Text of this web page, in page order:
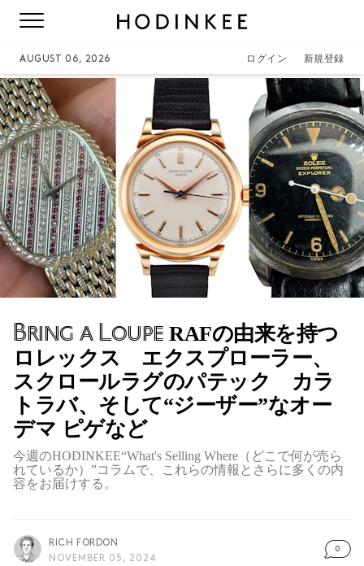
AUGUST 06, 2026 ログイン 新規登録
Bring a Loupe RAFの由来を持つ
ロレックス エクスプローラー、
スクロールラグのパテック カラ
トラバ、そして“ジーザー”なオー
デマ ピゲなど
今週のHODINKEE“What's Selling Where（どこで何が売ら
れているか）”コラムで、これらの情報とさらに多くの内
容をお届けする。
RICH FORDON
NOVEMBER 05, 2024
0